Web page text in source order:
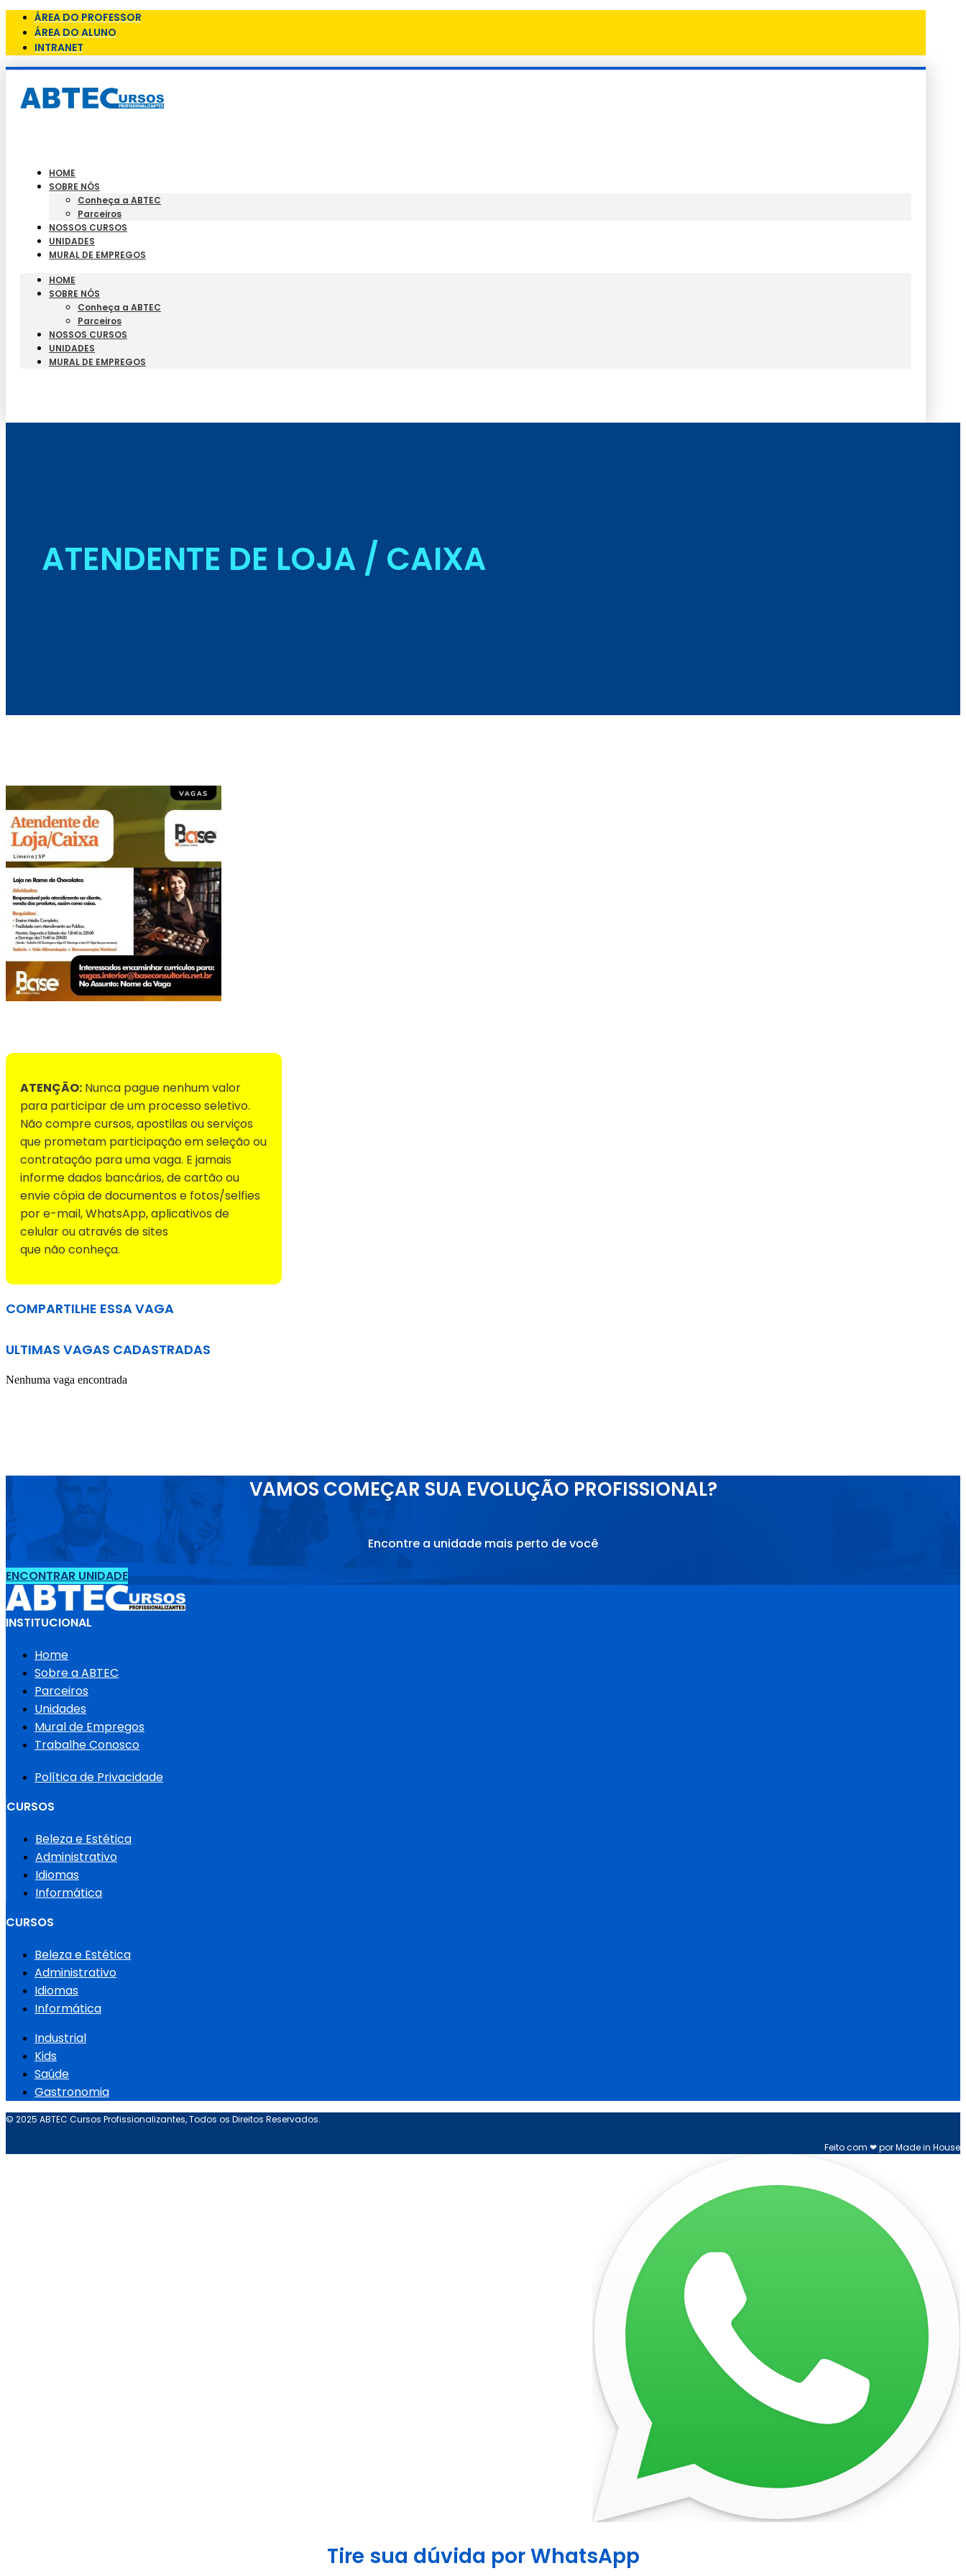
ÁREA DO PROFESSOR
ÁREA DO ALUNO
INTRANET
HOME
SOBRE NÓS
Conheça a ABTEC
Parceiros
NOSSOS CURSOS
UNIDADES
MURAL DE EMPREGOS
HOME
SOBRE NÓS
Conheça a ABTEC
Parceiros
NOSSOS CURSOS
UNIDADES
MURAL DE EMPREGOS
ATENDENTE DE LOJA / CAIXA
ATENÇÃO: Nunca pague nenhum valor
para participar de um processo seletivo.
Não compre cursos, apostilas ou serviços
que prometam participação em seleção ou
contratação para uma vaga. E jamais
informe dados bancários, de cartão ou
envie cópia de documentos e fotos/selfies
por e-mail, WhatsApp, aplicativos de
celular ou através de sites
que não conheça.
COMPARTILHE ESSA VAGA
ULTIMAS VAGAS CADASTRADAS
Nenhuma vaga encontrada
VAMOS COMEÇAR SUA EVOLUÇÃO PROFISSIONAL?
Encontre a unidade mais perto de você
ENCONTRAR UNIDADE
INSTITUCIONAL
Home
Sobre a ABTEC
Parceiros
Unidades
Mural de Empregos
Trabalhe Conosco
Política de Privacidade
CURSOS
Beleza e Estética
Administrativo
Idiomas
Informática
CURSOS
Beleza e Estética
Administrativo
Idiomas
Informática
Industrial
Kids
Saúde
Gastronomia
© 2025 ABTEC Cursos Profissionalizantes, Todos os Direitos Reservados.
Feito com ❤ por Made in House
Tire sua dúvida por WhatsApp